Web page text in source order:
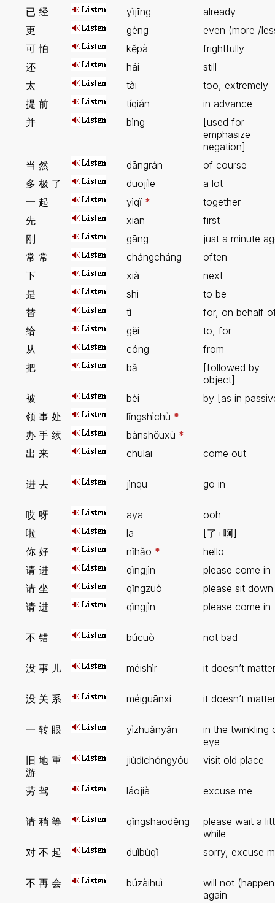
已 经
yĭjīng
already
更
gèng
even (more /
可 怕
kĕpà
frightfully
还
hái
still
太
tài
too, extremely
提 前
tíqián
in advance
并
bìng
[used for
emphasize
negation]
当 然
dāngrán
of course
多 极 了
duōjíle
a lot
一 起
yìqĭ *
together
先
xiān
first
刚
gāng
just a minute
常 常
chángcháng
often
下
xià
next
是
shì
to be
替
tì
for, on behalf
给
gĕi
to, for
从
cóng
from
把
bă
[followed by
object]
被
bèi
by [as in
领 事 处
lĭngshìchù *
办 手 续
bànshŏuxù *
出 来
chūlai come out
进 去 jìnqu go in
哎 呀 aya
ooh
啦
la
[了+啊]
你 好
nĭhăo *
hello
请 进
qĭngjìn
please come in
请 坐
qĭngzuò
please sit down
请 进
qĭngjìn please come in
不 错 búcuò not bad
没 事 儿 méishìr it doesn’t matter
没 关 系 méiguānxi it doesn’t matter
一 转 眼 yìzhuănyăn
in the twinkling
eye
旧 地 重
游
jiùdìchóngyóu visit old place
劳 驾 láojià excuse me
请 稍 等 qĭngshāodĕng
please wait a
while
对 不 起
duìbùqĭ sorry, excuse
不 再 会 búzàihuì
will not
again